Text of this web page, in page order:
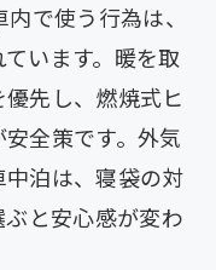
で使う行為は、
います。暖を取
先し、燃焼式ヒ
全策です。外気
泊は、寝袋の対
と安心感が変わ